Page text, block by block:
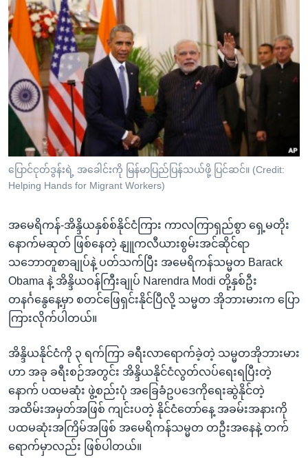
သို့
ကျော်
ကြည့်
ပင်မ
အ
ညွန်း
စာမျက်နှာ
သို့
ကျော်
ကျော်
ရန်
အစ္စရေး-ပါလက်စတိုင်း
အင်္ဂလိပ်စာလေ့လာမယ်
အမေရိကန်သုံးအီဒီယံ
မကြေးမုံရဲ့ အင်္ဂလိပ်စာ
ရုပ်ရှင်ထဲက အင်္ဂလိပ်စာ
သုတပဒေသာ အင်္ဂလိပ်စာ
အပတ်စဉ်ကဏ္ဍများ
ရေဒီယို
တီဗွီ
ရေဒီယိုနှင့်ရုပ်သံ အချက်အလက်များ
ရေဒီယို/တီဗွီအစီအစဉ်
Learning English
ဗွီအိုအေ လူမှုကွန်ယက်များ
ဘာသာစကားများ
ပြောင်ငုတ်ဒွန်းရဲ့ အခေါင်းကို မြန်မာပြည်ပြန်သယ်ဖို့ ပြင်ဆင်။ (Credit:
Helping Hands for Migrant Workers)
အမေရိကန်-အိန္ဒိယနှစ်စ်နိုင်ငံကြား ကာလကြာရှည်စွာ ရှေ့မတိုး
နောက်မဆုတ် ဖြစ်နေတဲ့ နျူကလီယားစွမ်းအင်ဆိုင်ရာ
သဘောတူစာချုပ်နဲ့ ပတ်သက်ပြီး အမေရိကန်သမ္မတ Barack
Obama နဲ့ အိန္ဒိယဝန်ကြီးချုပ် Narendra Modi တို့နှစ်ဦး
တနင်္ဂနွေနေ့မှာ စတင်ဖြေရှင်းနိုင်ပြီလို့ သမ္မတ အိုဘားမားက ပြော
ကြားလိုက်ပါတယ်။
အိန္ဒိယနိုင်ငံကို ၃ ရက်ကြာ ခရီးလာရောက်ခဲ့တဲ့ သမ္မတအိုဘားမား
ဟာ အခု ခရီးစဉ်အတွင်း အိန္ဒိယနိုင်ငံလွတ်လပ်ရေးရပြီးတဲ့
နောက် ပထမဆုံး ဖွဲ့စည်းပုံ အခြေခံဥပဒေကိုရေးဆွဲနိုင်တဲ့
အထိမ်းအမှတ်အဖြစ် ကျင်းပတဲ့ နိုင်ငံတော်နေ့ အခမ်းအနားကို
ပထမဆုံးအကြိမ်အဖြစ် အမေရိကန်သမ္မတ တဦးအနေနဲ့ တက်
ရောက်မှာလည်း ဖြစ်ပါတယ်။